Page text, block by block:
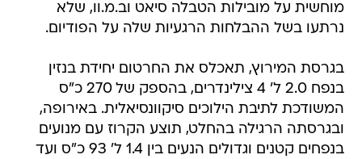
מוחשית על מובילות הטבלה סיאט וב.מ.וו, שלא
נרתעו בשל ההבלחות הרגעיות שלה על הפודיום.
בגרסת המירוץ, תאכלס את החרטום יחידת בנזין
בנפח 2.0 ל' 4 צילינדרים, בהספק של 270 כ"ס
המשודכת לתיבת הילוכים סיקוונסיאלית. באירופה,
ובגרסתה הרגילה בהחלט, תוצע הקרוז עם מנועים
בנפחים קטנים וגדולים הנעים בין 1.4 ל' 93 כ"ס ועד